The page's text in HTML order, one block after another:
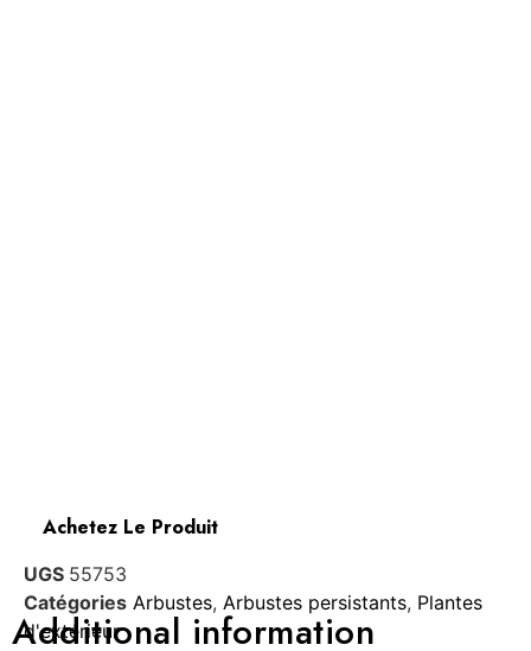
Achetez Le Produit
UGS 55753
Catégories Arbustes, Arbustes persistants, Plantes
d'extérieur
Additional information